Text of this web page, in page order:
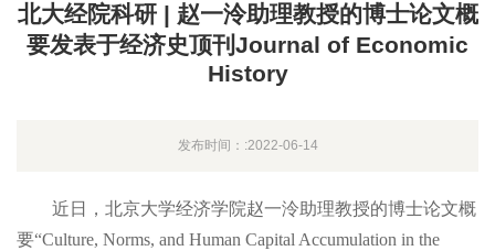
北大经院科研 | 赵一泠助理教授的博士论文概
要发表于经济史顶刊Journal of Economic
History
发布时间：:2022-06-14
近日，北京大学经济学院赵一泠助理教授的博士论文概
要“Culture, Norms, and Human Capital Accumulation in the